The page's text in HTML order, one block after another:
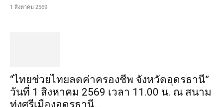
1 สิงหาคม 2569
“ไทยช่วยไทยลดค่าครองชีพ จังหวัดอุดรธานี”
วันที่ 1 สิงหาคม 2569 เวลา 11.00 น. ณ สนาม
ทุ่งศรีเมืองอุดรธานี...